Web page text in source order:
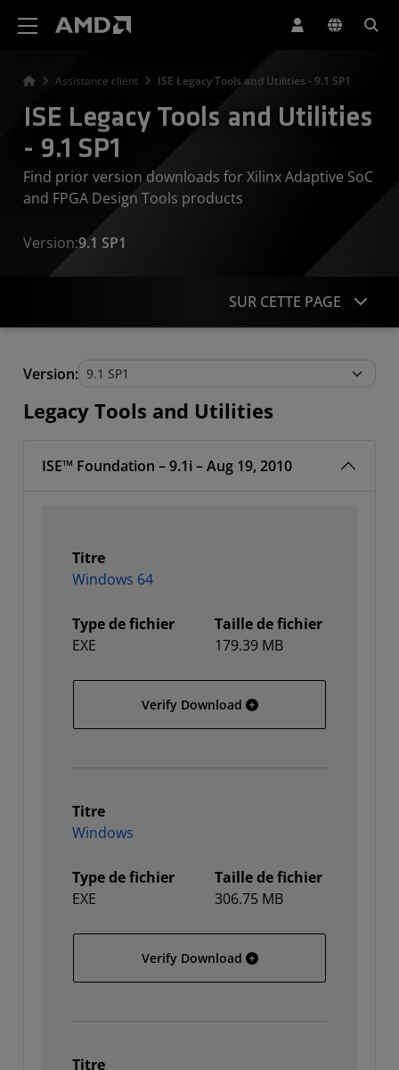
Assistance client ISE Legacy Tools and Utilities - 9.1 SP1
ISE Legacy Tools and Utilities
- 9.1 SP1
Find prior version downloads for Xilinx Adaptive SoC
and FPGA Design Tools products
Version:9.1 SP1
SUR CETTE PAGE
Legacy Tools and Utilities
Version:
Legacy Tools and Utilities
ISE™ Foundation – 9.1i – Aug 19, 2010
Titre
Windows 64
Type de fichier
EXE
Taille de fichier
179.39 MB
Verify Download Windows 64
Titre
Windows
Type de fichier
EXE
Taille de fichier
306.75 MB
Verify Download Windows
Titre